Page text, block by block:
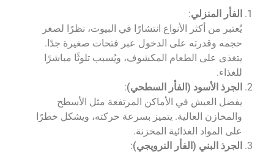
الفأر المنزلي:
يُعتبر من أكثر الأنواع انتشارًا في البيوت، نظرًا لصغر
حجمه وقدرته على الدخول عبر فتحات صغيرة جدًا.
يتغذى على الطعام المكشوف، ويُسبب تلوثًا مباشرًا
للغذاء.
الجرذ الأسود (الفأر السطحي):
يفضل العيش في الأماكن المرتفعة مثل الأسطح
والمخازن العالية. يتميز بسرعة حركته، ويشكل خطرًا
على المواد الغذائية المخزنة.
الجرذ البني (الفأر النرويجي):